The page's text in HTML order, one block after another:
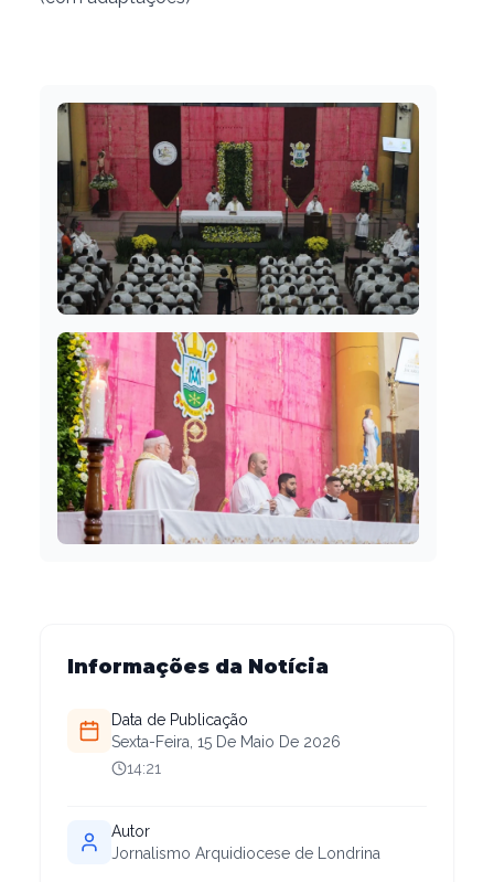
Informações da Notícia
Data de Publicação
Sexta-Feira, 15 De Maio De 2026
14:21
Autor
Jornalismo Arquidiocese de Londrina